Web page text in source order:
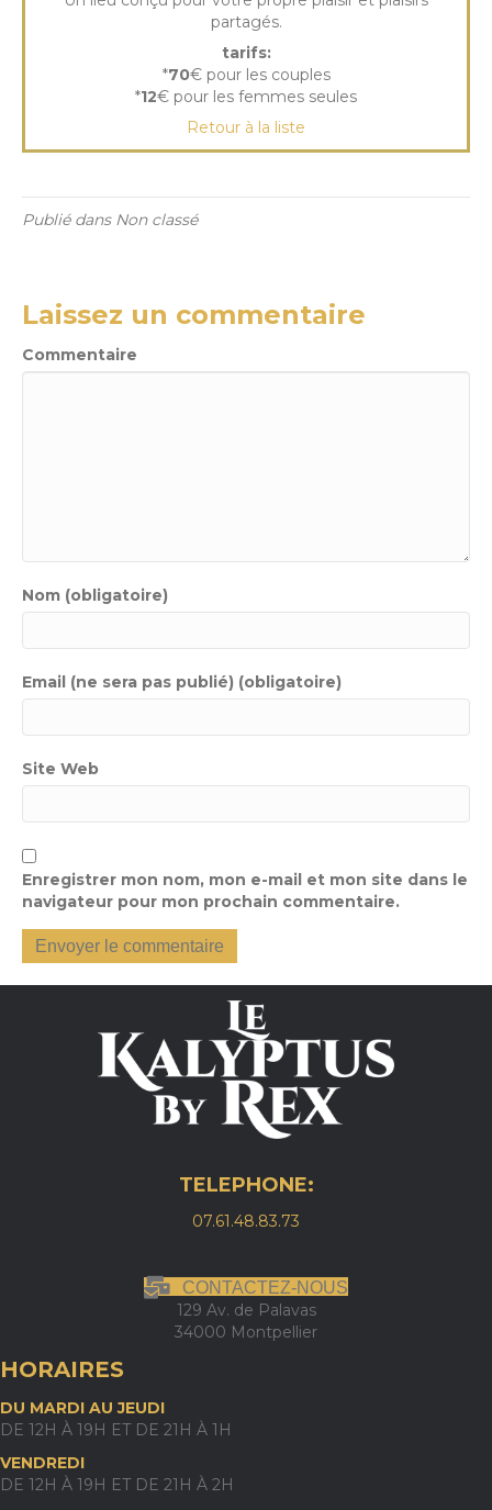
partagés.
tarifs:
*70€ pour les couples
*12€ pour les femmes seules
Retour à la liste
Publié dans Non classé
Laissez un commentaire
Commentaire
Nom (obligatoire)
Email (ne sera pas publié) (obligatoire)
Site Web
Enregistrer mon nom, mon e-mail et mon site dans le
navigateur pour mon prochain commentaire.
TELEPHONE:
07.61.48.83.73
CONTACTEZ-NOUS
129 Av. de Palavas
34000 Montpellier
HORAIRES
DU MARDI AU JEUDI
DE 12H À 19H ET DE 21H À 1H
VENDREDI
DE 12H À 19H ET DE 21H À 2H